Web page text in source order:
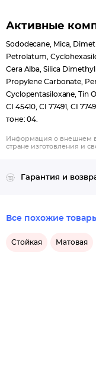
Активные
Sododecane, Mica,
Petrolatum,
Cera Alba, Silica
Propylene Carbonate,
Cyclopentasiloxane, Tin
CI 45410, CI 77491, CI
тоне: 04.
Информация о внешнем
стране изготовления и
Гарантия и
Все похожие
Стойкая Матовая